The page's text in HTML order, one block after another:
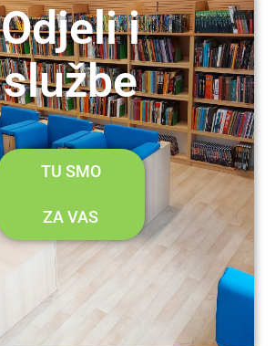
Odjeli i
službe
TU SMO
ZA VAS